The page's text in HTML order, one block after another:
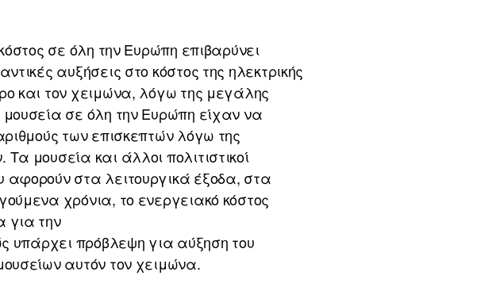
σε όλη την Ευρώπη επιβαρύνει
αυξήσεις στο κόστος της ηλεκτρικής
και τον χειμώνα, λόγω της μεγάλης
σε όλη την Ευρώπη είχαν να
των επισκεπτών λόγω της
μουσεία και άλλοι πολιτιστικοί
αφορούν στα λειτουργικά έξοδα, στα
χρόνια, το ενεργειακό κόστος
για την
υπάρχει πρόβλεψη για αύξηση του
αυτόν τον χειμώνα.